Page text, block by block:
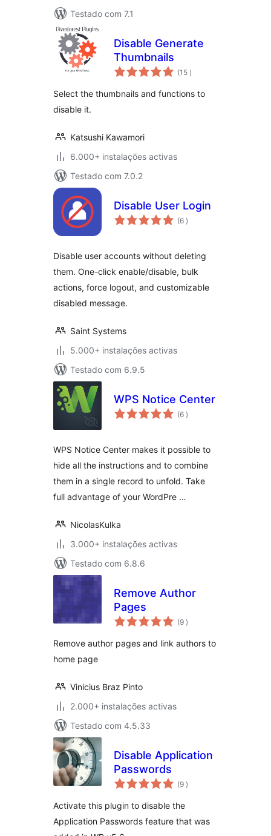
Testado com 7.1
Disable Generate
Thumbnails
(15 classificações
)
Select the thumbnails and functions to
disable it.
Katsushi Kawamori
6.000+ instalações activas
Testado com 7.0.2
Disable User Login
(6 classificações
)
Disable user accounts without deleting
them. One-click enable/disable, bulk
actions, force logout, and customizable
disabled message.
Saint Systems
5.000+ instalações activas
Testado com 6.9.5
WPS Notice Center
(6 classificações
)
WPS Notice Center makes it possible to
hide all the instructions and to combine
them in a single record to unfold. Take
full advantage of your WordPre …
NicolasKulka
3.000+ instalações activas
Testado com 6.8.6
Remove Author
Pages
(9 classificações
)
Remove author pages and link authors to
home page
Vinicius Braz Pinto
2.000+ instalações activas
Testado com 4.5.33
Disable Application
Passwords
(9 classificações
)
Activate this plugin to disable the
Application Passwords feature that was